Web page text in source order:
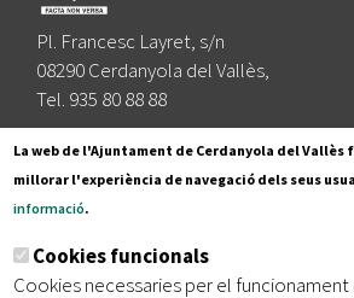
Pl. Francesc Layret, s/n
08290 Cerdanyola del Vallès,
Tel. 935 80 88 88
Segueix-nos a:
Subscriu-te al nostre butlletí
La web de l'Ajuntament de Cerdanyola del Vallès
millorar l'experiència de navegació dels seus
informació.
Cookies funcionals
Cookies necessaries per el